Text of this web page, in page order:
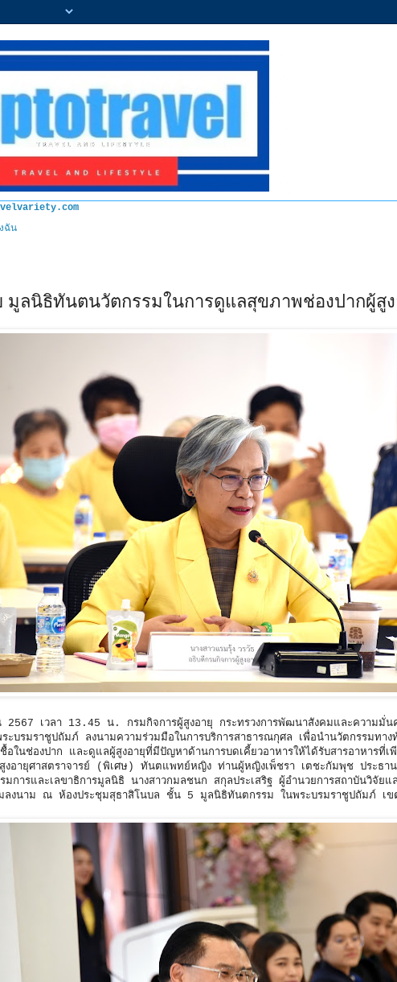
ฉัน
มูลนิธิทันตนวัตกรรมในการดูแลสุขภาพช่องปากผู้สูง
เวลา 13.45 น. กรมกิจการผู้สูงอายุ กระทรวงการพัฒนาสังคมและความ
ะบรมราชูปถัมภ์ ลงนามความร่วมมือในการบริการสาธารณกุศล เพื่อนำนวัตกรรมทา
ชื้อในช่องปาก และดูแลผู้สูงอายุที่มีปัญหาด้านการบดเคี้ยวอาหารให้ได้รับสารอาหารที่
งอายุศาสตราจารย์ (พิเศษ) ทันตแพทย์หญิง ท่านผู้หญิงเพ็ชรา เตชะกัมพุช ประธา
การและเลขาธิการมูลนิธิ นางสาวกมลชนก สกุลประเสริฐ ผู้อำนวยการสถาบันวิจัยแ
ลงนาม ณ ห้องประชุมสุธาสิโนบล ชั้น 5 มูลนิธิทันตกรรม ในพระบรมราชูปถัมภ์ เขต